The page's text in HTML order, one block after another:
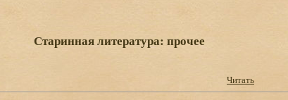
Старинная литература: прочее
Читать